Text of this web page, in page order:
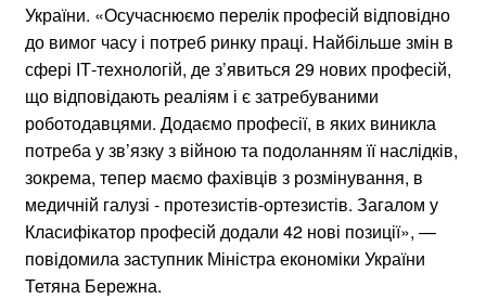
України. «Осучаснюємо перелік професій відповідно
до вимог часу і потреб ринку праці. Найбільше змін в
сфері ІТ-технологій, де з’явиться 29 нових професій,
що відповідають реаліям і є затребуваними
роботодавцями. Додаємо професії, в яких виникла
потреба у зв’язку з війною та подоланням її наслідків,
зокрема, тепер маємо фахівців з розмінування, в
медичній галузі - протезистів-ортезистів. Загалом у
Класифікатор професій додали 42 нові позиції», —
повідомила заступник Міністра економіки України
Тетяна Бережна.